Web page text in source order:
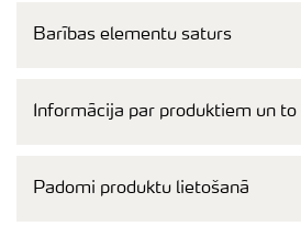
Barības elementu saturs
Informācija par produktiem un
Padomi produktu lietošanā